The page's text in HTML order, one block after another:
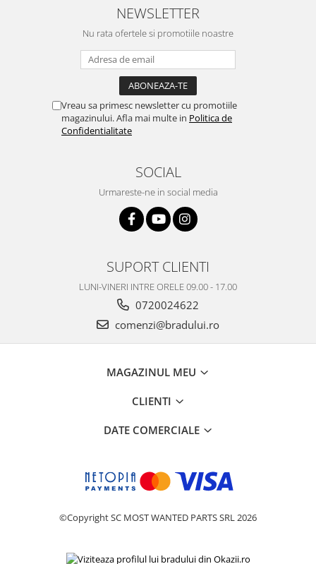
NEWSLETTER
Nu rata ofertele si promotiile noastre
Vreau sa primesc newsletter cu promotiile
magazinului. Afla mai multe in Politica de
Confidentialitate
SOCIAL
Urmareste-ne in social media
SUPORT CLIENTI
LUNI-VINERI INTRE ORELE 09.00 - 17.00
0720024622
comenzi@bradului.ro
MAGAZINUL MEU
CLIENTI
DATE COMERCIALE
©Copyright SC MOST WANTED PARTS SRL 2026